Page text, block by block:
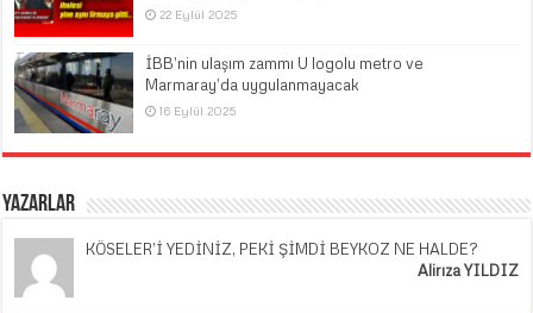
22 Eylül 2025
İBB’nin ulaşım zammı U logolu metro ve
Marmaray’da uygulanmayacak
16 Eylül 2025
Yazarlar
KÖSELER’İ YEDİNİZ, PEKİ ŞİMDİ BEYKOZ NE HALDE?
Alirıza YILDIZ